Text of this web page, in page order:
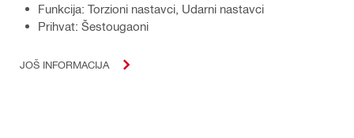
Funkcija: Torzioni nastavci, Udarni nastavci
Prihvat: Šestougaoni
JOŠ INFORMACIJA